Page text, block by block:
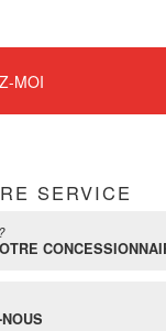
MOI
SERVICE